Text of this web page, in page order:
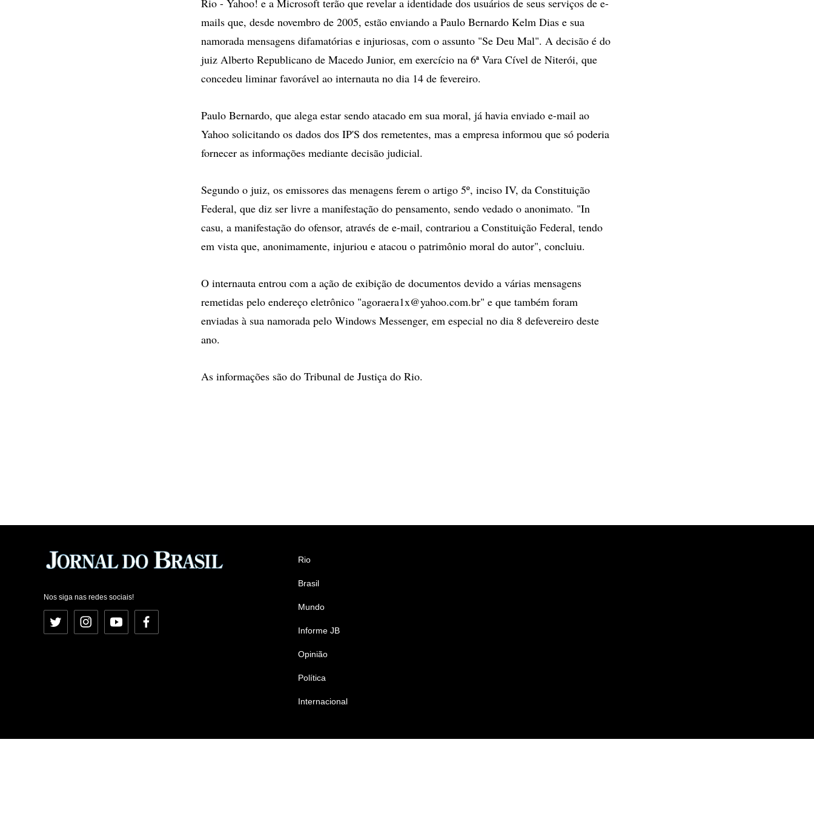
Rio - Yahoo! e a Microsoft terão que revelar a identidade dos usuários de seus serviços de e-
mails que, desde novembro de 2005, estão enviando a Paulo Bernardo Kelm Dias e sua
namorada mensagens difamatórias e injuriosas, com o assunto "Se Deu Mal". A decisão é do
juiz Alberto Republicano de Macedo Junior, em exercício na 6ª Vara Cível de Niterói, que
concedeu liminar favorável ao internauta no dia 14 de fevereiro.
Paulo Bernardo, que alega estar sendo atacado em sua moral, já havia enviado e-mail ao
Yahoo solicitando os dados dos IP'S dos remetentes, mas a empresa informou que só poderia
fornecer as informações mediante decisão judicial.
Segundo o juiz, os emissores das menagens ferem o artigo 5º, inciso IV, da Constituição
Federal, que diz ser livre a manifestação do pensamento, sendo vedado o anonimato. "In
casu, a manifestação do ofensor, através de e-mail, contrariou a Constituição Federal, tendo
em vista que, anonimamente, injuriou e atacou o patrimônio moral do autor", concluiu.
O internauta entrou com a ação de exibição de documentos devido a várias mensagens
remetidas pelo endereço eletrônico "agoraera1x@yahoo.com.br" e que também foram
enviadas à sua namorada pelo Windows Messenger, em especial no dia 8 defevereiro deste
ano.
As informações são do Tribunal de Justiça do Rio.
Nos siga nas redes sociais!
Twitter InstagramYouTubeFacebook
Rio
Brasil
Mundo
Informe JB
Opinião
Política
Internacional